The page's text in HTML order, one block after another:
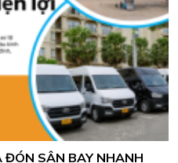
ĐÓN SÂN BAY NHANH